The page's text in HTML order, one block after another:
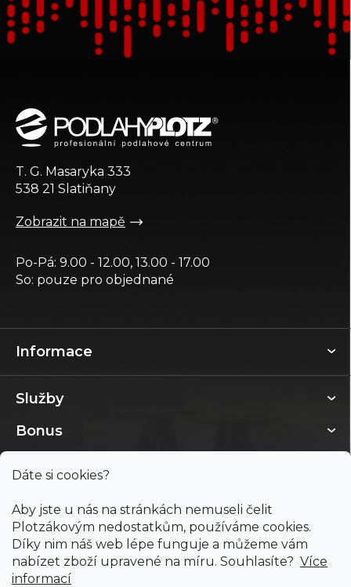
Dáte si cookies?
Aby jste u nás na stránkách nemuseli čelit
Plotzákovým nedostatkům, používáme cookies.
Díky nim náš web lépe funguje a můžeme vám
nabízet zboží upravené na míru. Souhlasíte? Více
informací
Informace
Služby
Bonus
T. G. Masaryka 333
538 21 Slatiňany
Zobrazit na mapě
Po-Pá: 9.00 - 12.00, 13.00 - 17.00
So: pouze pro objednané